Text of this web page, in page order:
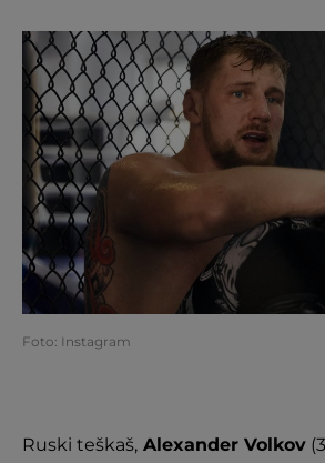
Foto: Instagram
Ruski teškaš, Alexander Volkov